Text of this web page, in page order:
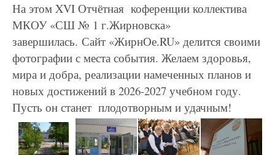
На этом XVI Отчётная коференции коллектива
МКОУ «СШ № 1 г.Жирновска»
завершилась. Сайт «ЖирнОе.RU» делится своими
фотографии с места события. Желаем здоровья,
мира и добра, реализации намеченных планов и
новых достижений в 2026-2027 учебном году.
Пусть он станет плодотворным и удачным!